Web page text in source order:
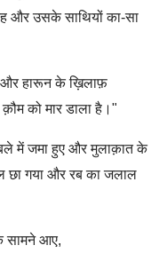
और उसके साथियों का-सा
और हारून के ख़िलाफ़
को मार डाला है।"
में जमा हुए और मुलाक़ात के
छा गया और रब का जलाल
सामने आए,